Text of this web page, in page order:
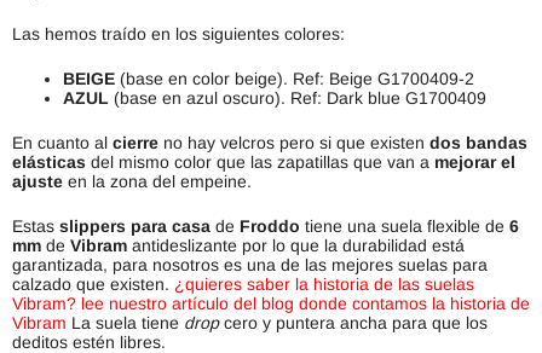
Las hemos traído en los siguientes colores:
BEIGE (base en color beige). Ref: Beige G1700409-2
AZUL (base en azul oscuro). Ref: Dark blue G1700409
En cuanto al cierre no hay velcros pero si que existen dos bandas
elásticas del mismo color que las zapatillas que van a mejorar el
ajuste en la zona del empeine.
Estas slippers para casa de Froddo tiene una suela flexible de 6
mm de Vibram antideslizante por lo que la durabilidad está
garantizada, para nosotros es una de las mejores suelas para
calzado que existen. ¿quieres saber la historia de las suelas
Vibram? lee nuestro artículo del blog donde contamos la historia de
Vibram La suela tiene dropcero y puntera ancha para que los
deditos estén libres.